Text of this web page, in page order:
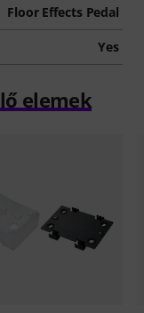
Floor Effects Pedal
Yes
elemek